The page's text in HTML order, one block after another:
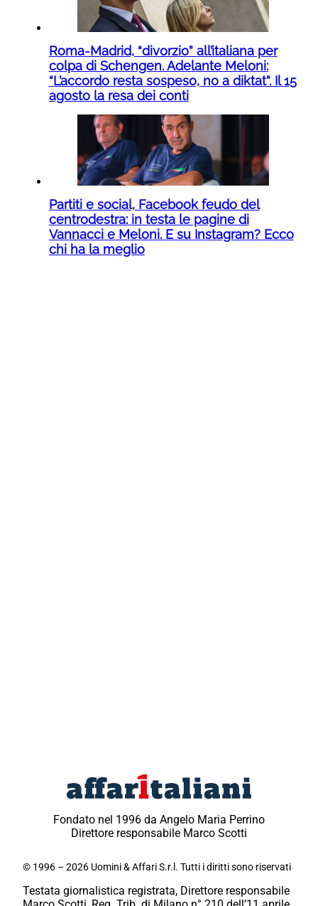
Roma-Madrid, “divorzio” all’italiana per
colpa di Schengen. Adelante Meloni:
“L’accordo resta sospeso, no a diktat”. Il 15
agosto la resa dei conti
Partiti e social, Facebook feudo del
centrodestra: in testa le pagine di
Vannacci e Meloni. E su Instagram? Ecco
chi ha la meglio
Fondato nel 1996 da Angelo Maria Perrino
Direttore responsabile Marco Scotti
© 1996 – 2026 Uomini & Affari S.r.l. Tutti i diritti sono riservati
Testata giornalistica registrata, Direttore responsabile